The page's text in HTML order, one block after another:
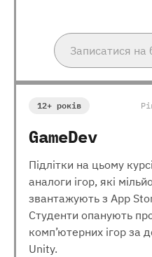
Записатися на
12+ років
GameDev
Підлітки на цьому
аналоги ігор, які
звантажують з App
Студенти опанують
комп’ютерних ігор
Unity.